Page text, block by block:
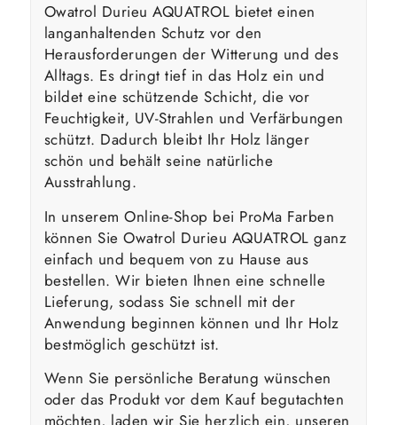
Owatrol Durieu AQUATROL bietet einen
langanhaltenden Schutz vor den
Herausforderungen der Witterung und des
Alltags. Es dringt tief in das Holz ein und
bildet eine schützende Schicht, die vor
Feuchtigkeit, UV-Strahlen und Verfärbungen
schützt. Dadurch bleibt Ihr Holz länger
schön und behält seine natürliche
Ausstrahlung.
In unserem Online-Shop bei ProMa Farben
können Sie Owatrol Durieu AQUATROL ganz
einfach und bequem von zu Hause aus
bestellen. Wir bieten Ihnen eine schnelle
Lieferung, sodass Sie schnell mit der
Anwendung beginnen können und Ihr Holz
bestmöglich geschützt ist.
Wenn Sie persönliche Beratung wünschen
oder das Produkt vor dem Kauf begutachten